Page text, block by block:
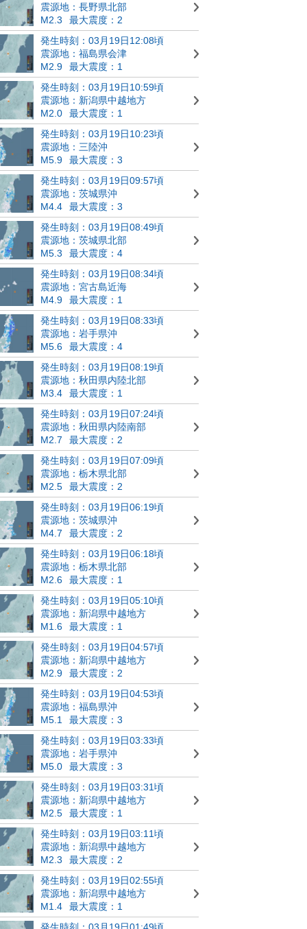
震源地：長野県北部
M2.3
最大震度：2
発生時刻：03月19日12:08頃
震源地：福島県会津
M2.9
最大震度：1
発生時刻：03月19日10:59頃
震源地：新潟県中越地方
M2.0
最大震度：1
発生時刻：03月19日10:23頃
震源地：三陸沖
M5.9
最大震度：3
発生時刻：03月19日09:57頃
震源地：茨城県沖
M4.4
最大震度：3
発生時刻：03月19日08:49頃
震源地：茨城県北部
M5.3
最大震度：4
発生時刻：03月19日08:34頃
震源地：宮古島近海
M4.9
最大震度：1
発生時刻：03月19日08:33頃
震源地：岩手県沖
M5.6
最大震度：4
発生時刻：03月19日08:19頃
震源地：秋田県内陸北部
M3.4
最大震度：1
発生時刻：03月19日07:24頃
震源地：秋田県内陸南部
M2.7
最大震度：2
発生時刻：03月19日07:09頃
震源地：栃木県北部
M2.5
最大震度：2
発生時刻：03月19日06:19頃
震源地：茨城県沖
M4.7
最大震度：2
発生時刻：03月19日06:18頃
震源地：栃木県北部
M2.6
最大震度：1
発生時刻：03月19日05:10頃
震源地：新潟県中越地方
M1.6
最大震度：1
発生時刻：03月19日04:57頃
震源地：新潟県中越地方
M2.9
最大震度：2
発生時刻：03月19日04:53頃
震源地：福島県沖
M5.1
最大震度：3
発生時刻：03月19日03:33頃
震源地：岩手県沖
M5.0
最大震度：3
発生時刻：03月19日03:31頃
震源地：新潟県中越地方
M2.5
最大震度：1
発生時刻：03月19日03:11頃
震源地：新潟県中越地方
M2.3
最大震度：2
発生時刻：03月19日02:55頃
震源地：新潟県中越地方
M1.4
最大震度：1
発生時刻：03月19日01:49頃